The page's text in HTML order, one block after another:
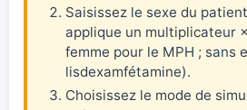
Saisissez le sexe du
applique un multiplicateur
femme pour le MPH ; sans
lisdexamfétamine).
Choisissez le mode de